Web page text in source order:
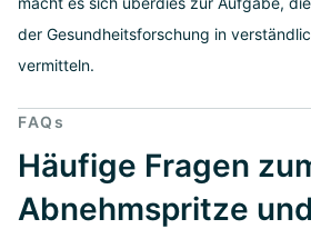
der Gesundheitsforschung in
vermitteln.
FAQs
Häufige Fragen
Abnehmspritze und